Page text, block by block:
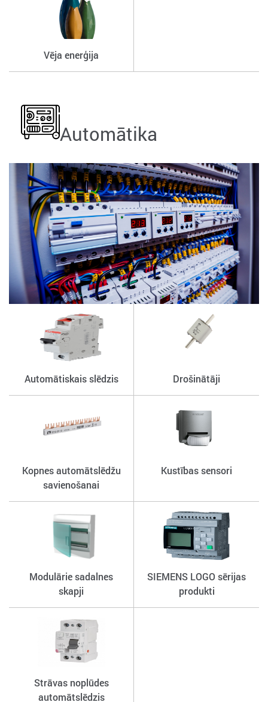
Vēja enerģija
Automātika
Automātiskais slēdzis Drošinātāji
Kopnes automātslēdžu
savienošanai
Kustības sensori
Modulārie sadalnes
skapji
SIEMENS LOGO sērijas
produkti
Strāvas noplūdes
automātslēdzis